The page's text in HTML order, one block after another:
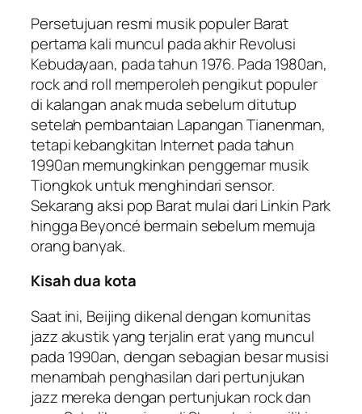
Persetujuan resmi musik populer Barat
pertama kali muncul pada akhir Revolusi
Kebudayaan, pada tahun 1976. Pada 1980an,
rock and roll memperoleh pengikut populer
di kalangan anak muda sebelum ditutup
setelah pembantaian Lapangan Tianenman,
tetapi kebangkitan Internet pada tahun
1990an memungkinkan penggemar musik
Tiongkok untuk menghindari sensor.
Sekarang aksi pop Barat mulai dari Linkin Park
hingga Beyoncé bermain sebelum memuja
orang banyak.
Kisah dua kota
Saat ini, Beijing dikenal dengan komunitas
jazz akustik yang terjalin erat yang muncul
pada 1990an, dengan sebagian besar musisi
menambah penghasilan dari pertunjukan
jazz mereka dengan pertunjukan rock dan